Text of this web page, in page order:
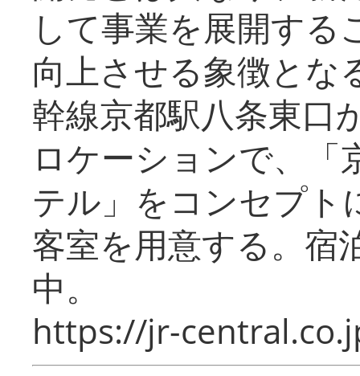
して事業を展開する
向上させる象徴とな
幹線京都駅八条東口
ロケーションで、「
テル」をコンセプト
客室を用意する。宿
中。
https://jr-